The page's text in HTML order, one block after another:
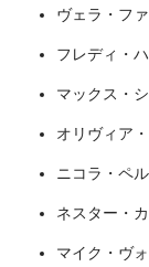
ヴェラ・フ
フレディ・
マックス・
オリヴィア
ニコラ・ペ
ネスター・
マイク・ヴ